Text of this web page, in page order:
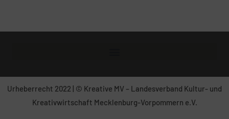
Urheberrecht 2022 | © Kreative MV – Landesverband Kultur- und
Kreativwirtschaft Mecklenburg-Vorpommern e.V.